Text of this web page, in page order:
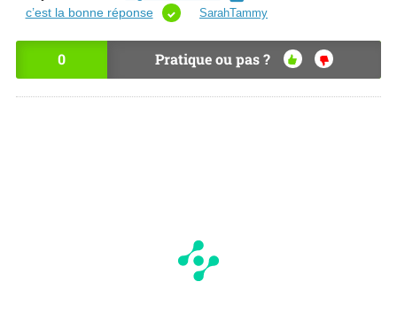
c’est la bonne réponse
SarahTammy
0 Pratique ou pas ?
OU
I
NO